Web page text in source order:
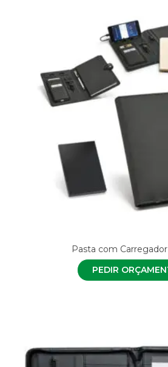
Pasta com
PEDIR